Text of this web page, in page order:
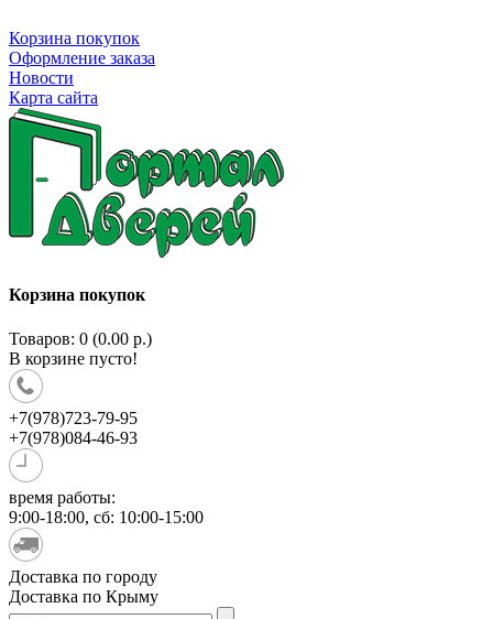
Корзина покупок
Оформление заказа
Новости
Карта сайта
Корзина покупок
Товаров: 0 (0.00 р.)
В корзине пусто!
+7(978)723-79-95
+7(978)084-46-93
время работы:
9:00-18:00, сб: 10:00-15:00
Доставка по городу
Доставка по Крыму